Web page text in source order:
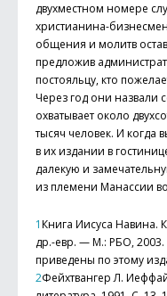
двухместном номере
христианина-
общения и молитв
предложив
постояльцу, кто
Через год они назвали
охватывает около
тысяч человек. И когда
в их издании в
далекую и
из племени Манассии
1Книга Иисуса Навина.
др.-евр. — М.: РБО, 2003.
приведены по этому
2Фейхтвангер Л.